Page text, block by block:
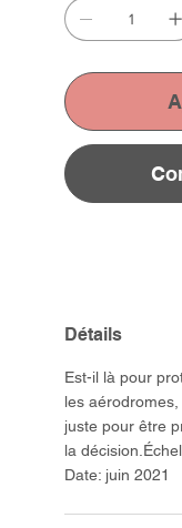
Détails
Est-il là pour
les
juste pour être
la
Date: juin 2021